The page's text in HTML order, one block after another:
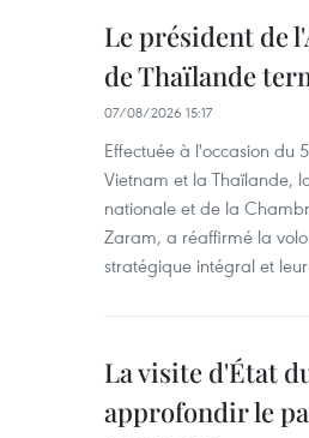
Le président de
de Thaïlande
07/08/2026 15:17
Effectuée à l'occasion du
Vietnam et la Thaïlande,
nationale et de la
Zaram, a réaffirmé la
stratégique intégral et
La visite d'État
approfondir le